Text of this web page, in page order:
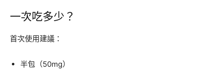
一次吃多少？
首次使用建議：
半包（50mg）